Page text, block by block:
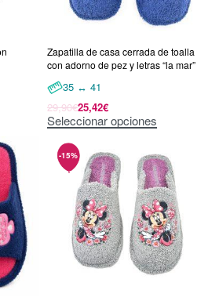
Zapatilla de casa cerrada de toalla
con adorno de pez y letras “la mar”
35 ↔ 41
29,90€25,42€
Seleccionar opciones